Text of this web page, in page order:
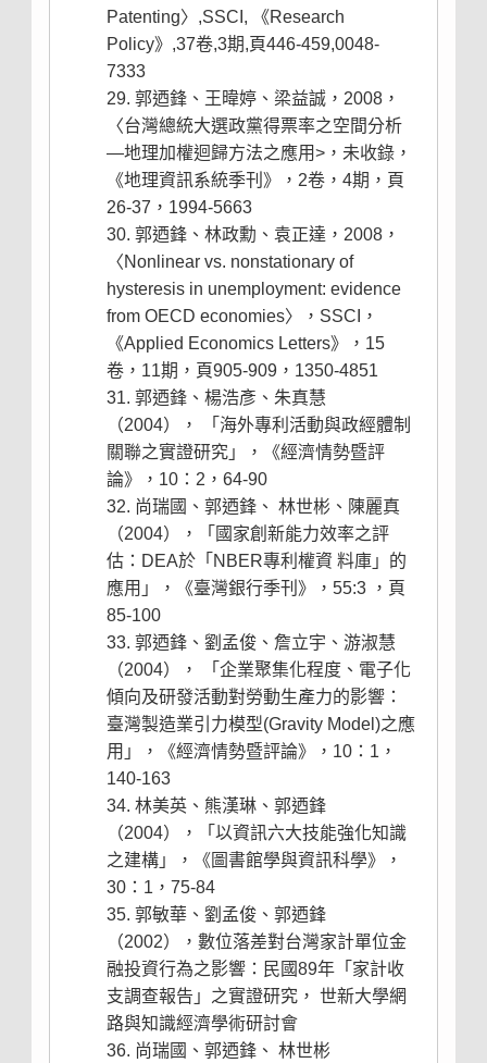
Patenting〉,SSCI, 《Research
Policy》,37卷,3期,頁446-459,0048-
7333
郭迺鋒、王暐婷、梁益誠，2008，
〈台灣總統大選政黨得票率之空間分析
—地理加權迴歸方法之應用>，未收錄，
《地理資訊系統季刊》，2卷，4期，頁
26-37，1994-5663
郭迺鋒、林政勳、袁正達，2008，
〈Nonlinear vs. nonstationary of
hysteresis in unemployment: evidence
from OECD economies〉，SSCI，
《Applied Economics Letters》，15
卷，11期，頁905-909，1350-4851
郭迺鋒、楊浩彥、朱真慧
（2004）， 「海外專利活動與政經體制
關聯之實證研究」，《經濟情勢暨評
論》，10：2，64-90
尚瑞國、郭迺鋒、 林世彬、陳麗真
（2004），「國家創新能力效率之評
估：DEA於「NBER專利權資 料庫」的
應用」，《臺灣銀行季刊》，55:3 ，頁
85-100
郭迺鋒、劉孟俊、詹立宇、游淑慧
（2004）， 「企業聚集化程度、電子化
傾向及研發活動對勞動生產力的影響：
臺灣製造業引力模型(Gravity Model)之應
用」，《經濟情勢暨評論》，10：1，
140-163
林美英、熊漢琳、郭迺鋒
（2004），「以資訊六大技能強化知識
之建構」，《圖書館學與資訊科學》，
30：1，75-84
郭敏華、劉孟俊、郭迺鋒
（2002），數位落差對台灣家計單位金
融投資行為之影響：民國89年「家計收
支調查報告」之實證研究， 世新大學網
路與知識經濟學術研討會
尚瑞國、郭迺鋒、 林世彬